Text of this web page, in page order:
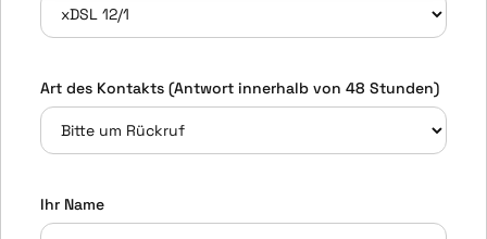
Art des Kontakts (Antwort innerhalb von 48 Stunden)
Ihr Name